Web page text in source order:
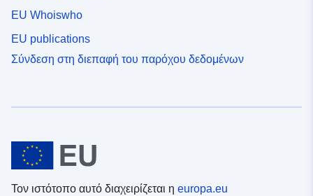
EU Whoiswho
EU publications
Σύνδεση στη διεπαφή του παρόχου δεδομένων
Τον ιστότοπο αυτό διαχειρίζεται η europa.eu